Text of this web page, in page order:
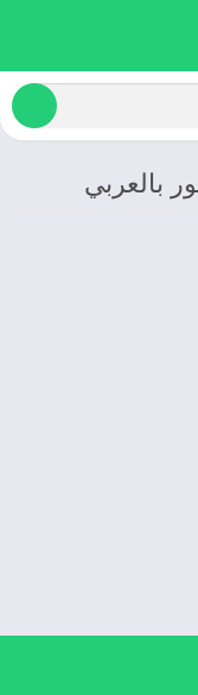
بالعربي